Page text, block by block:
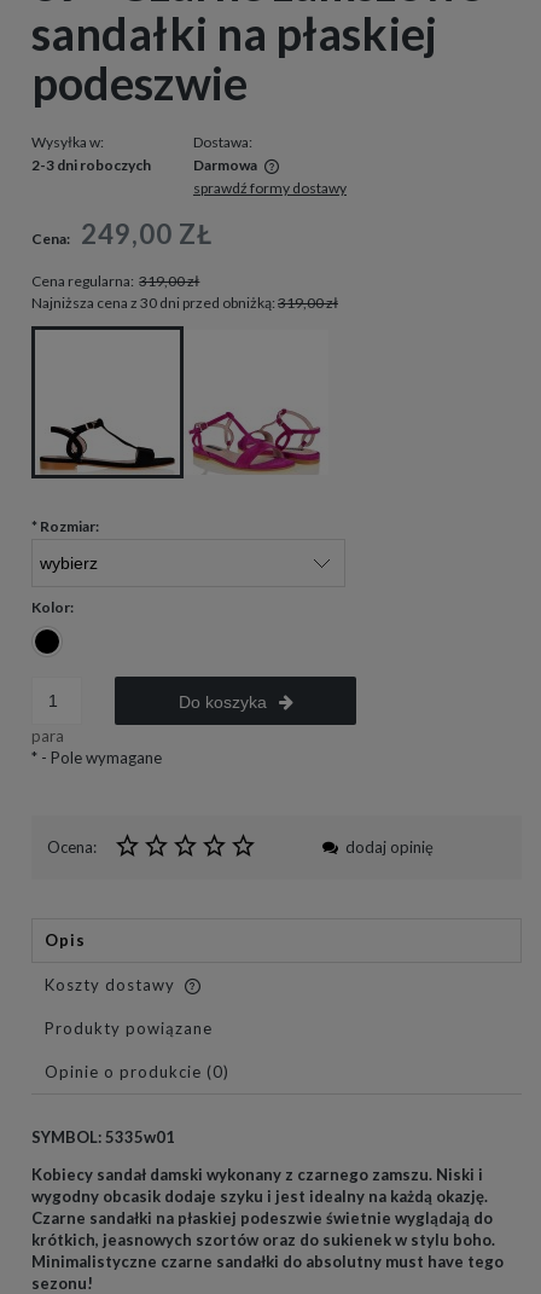
sandałki na płaskiej
podeszwie
Wysyłka w:
2-3 dni roboczych
Dostawa:
Darmowa
Cena nie zawiera ewentualnych kosztów płatności
sprawdź formy dostawy
Cena: 249,00 ZŁ
Cena regularna: 319,00 zł
Najniższa cena z 30 dni przed obniżką: 319,00 zł
* Rozmiar:
Kolor:
para
Do koszyka
* - Pole wymagane
Ocena: dodaj opinię
Opis
Koszty dostawy
Cena nie zawiera ewentualnych kosztów płatności
Produkty powiązane
Opinie o produkcie (0)
SYMBOL: 5335w01
Kobiecy sandał damski wykonany z czarnego zamszu. Niski i
wygodny obcasik dodaje szyku i jest idealny na każdą okazję.
Czarne sandałki na płaskiej podeszwie świetnie wyglądają do
krótkich, jeasnowych szortów oraz do sukienek w stylu boho.
Minimalistyczne czarne sandałki do absolutny must have tego
sezonu!